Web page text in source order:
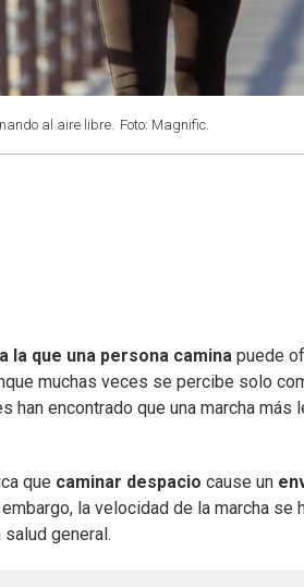
al aire libre. Foto: Magnific.
la que una persona camina puede
muchas veces se percibe solo
han encontrado que una marcha más
que caminar despacio cause un
embargo, la velocidad de la marcha
salud general.